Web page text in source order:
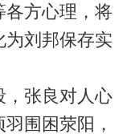
各方心理，将
为刘邦保存实
张良对人心
围困荥阳，